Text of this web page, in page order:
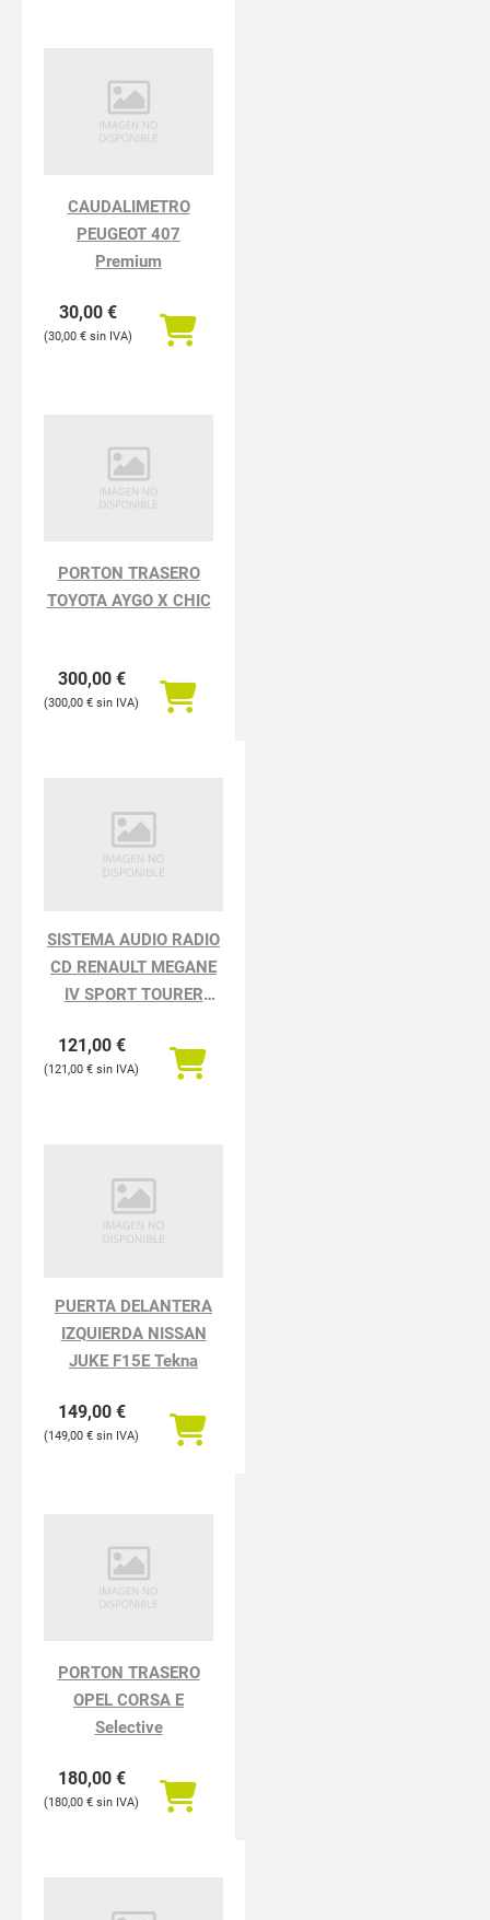
CAUDALIMETRO
PEUGEOT 407
Premium
30,00 €
30,00 €
PORTON TRASERO
TOYOTA AYGO X CHIC
300,00 €
300,00 €
SISTEMA AUDIO RADIO
CD RENAULT MEGANE
IV SPORT TOURER
121,00 €
121,00 €
PUERTA DELANTERA
IZQUIERDA NISSAN
JUKE F15E Tekna
149,00 €
149,00 €
PORTON TRASERO
OPEL CORSA E
Selective
180,00 €
180,00 €